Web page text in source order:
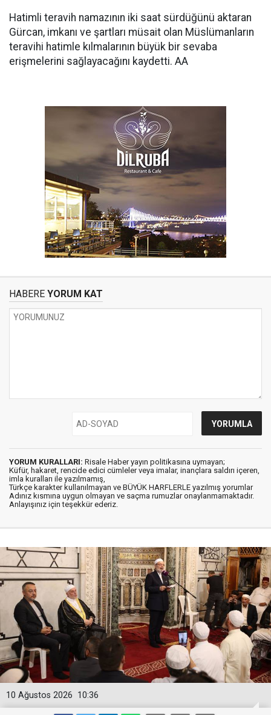
Hatimli teravih namazının iki saat sürdüğünü aktaran
Gürcan, imkanı ve şartları müsait olan Müslümanların
teravihi hatimle kılmalarının büyük bir sevaba
erişmelerini sağlayacağını kaydetti. AA
HABERE YORUM KAT
YORUM KURALLARI: Risale Haber yayın politikasına uymayan;
Küfür, hakaret, rencide edici cümleler veya imalar, inançlara saldırı içeren,
imla kuralları ile yazılmamış,
Türkçe karakter kullanılmayan ve BÜYÜK HARFLERLE yazılmış yorumlar
Adınız kısmına uygun olmayan ve saçma rumuzlar onaylanmamaktadır.
Anlayışınız için teşekkür ederiz.
10:36
10 Ağustos 2026